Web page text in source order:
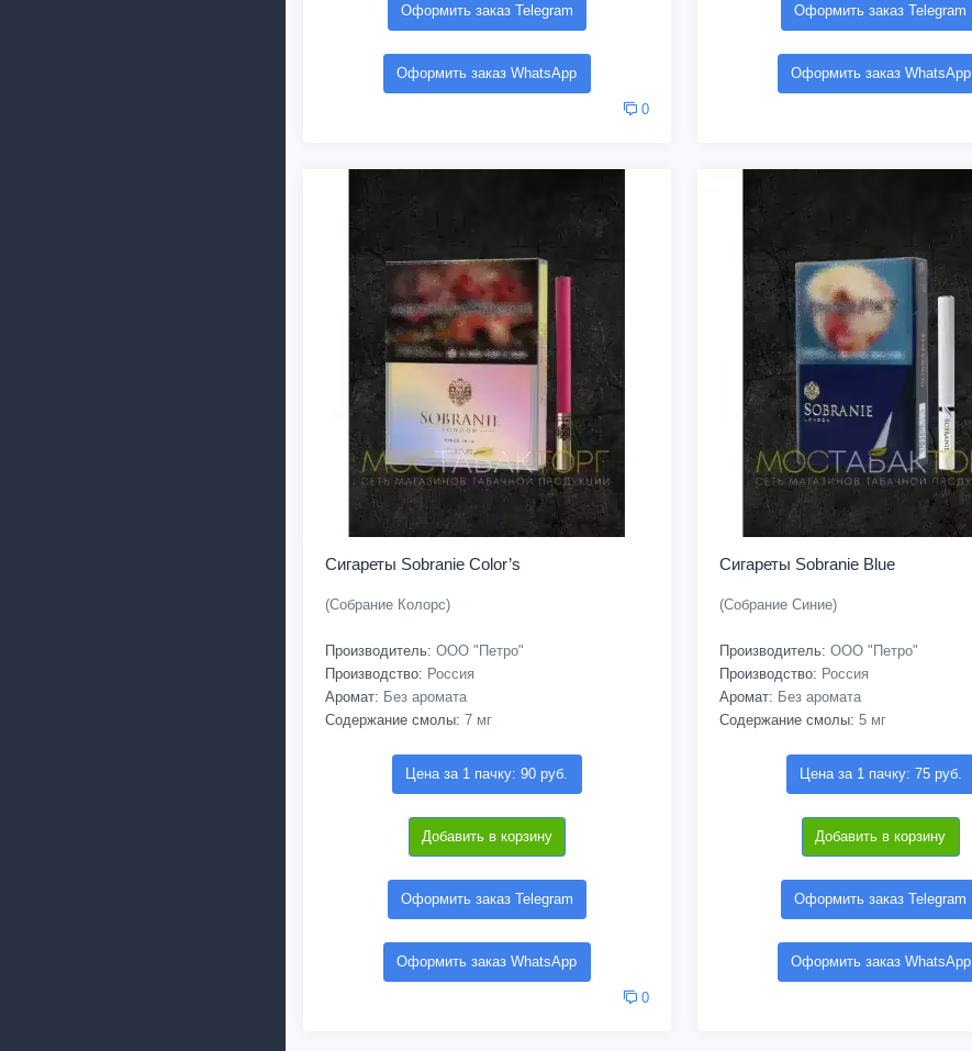
Оформить заказ Telegram
Оформить заказ WhatsApp
0
Оформить заказ Telegram
Оформить заказ WhatsApp
Сигареты Sobranie Color’s
(Собрание Колорс)
Производитель: ООО "Петро"
Производство: Россия
Аромат: Без аромата
Содержание смолы: 7 мг
Цена за 1 пачку: 90 руб.
Добавить в корзину
Оформить заказ Telegram
Оформить заказ WhatsApp
0
Сигареты Sobranie Blue
(Собрание Синие)
Производитель: ООО "Петро"
Производство: Россия
Аромат: Без аромата
Содержание смолы: 5 мг
Цена за 1 пачку: 75 руб.
Добавить в корзину
Оформить заказ Telegram
Оформить заказ WhatsApp